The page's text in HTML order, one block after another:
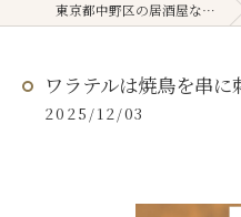
東京都中野区の居酒屋ならワラテル
ワラテルは焼鳥を串に
2025/12/03